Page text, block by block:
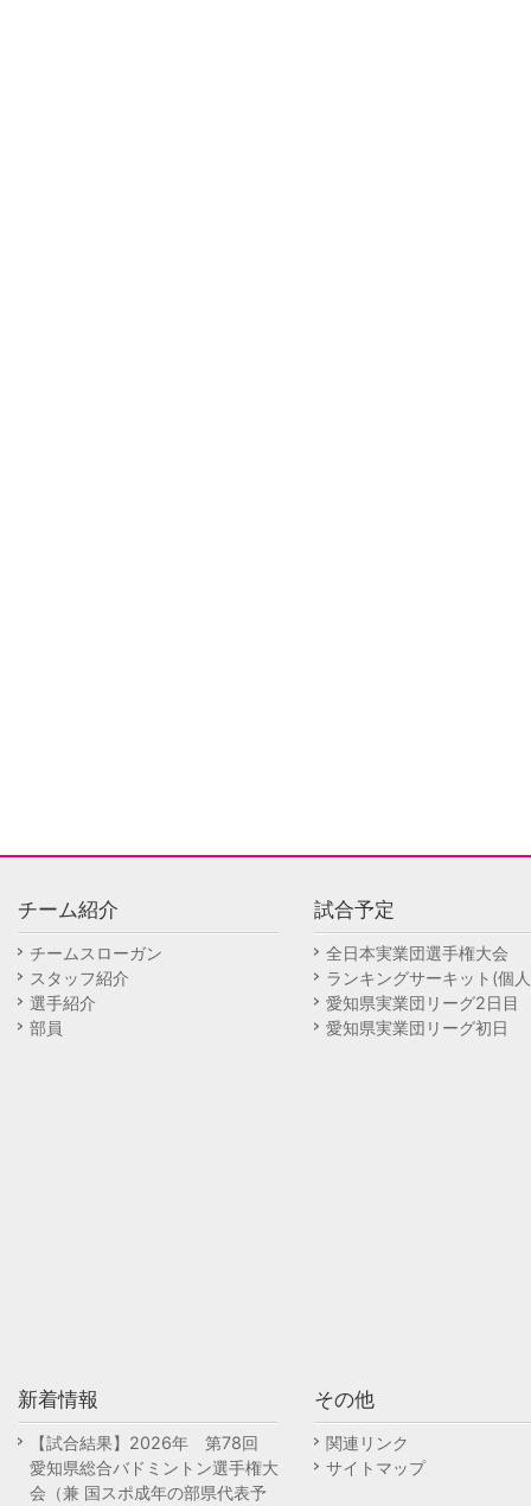
チーム紹介
チームスローガン
スタッフ紹介
選手紹介
部員
試合予定
全日本実業団選手権大会
ランキングサーキット(個
愛知県実業団リーグ2日目
愛知県実業団リーグ初日
新着情報
【試合結果】2026年 第78回
愛知県総合バドミントン選手権大
会（兼 国スポ成年の部県代表予
その他
関連リンク
サイトマップ